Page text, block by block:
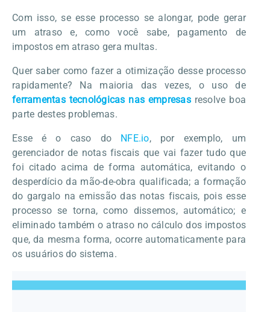
Com isso, se esse processo se alongar, pode gerar
um atraso e, como você sabe, pagamento de
impostos em atraso gera multas.
Quer saber como fazer a otimização desse processo
rapidamente? Na maioria das vezes, o uso de
ferramentas tecnológicas nas empresasresolve boa
parte destes problemas.
Esse é o caso do NFE.io, por exemplo, um
gerenciador de notas fiscais que vai fazer tudo que
foi citado acima de forma automática, evitando o
desperdício da mão-de-obra qualificada; a formação
do gargalo na emissão das notas fiscais, pois esse
processo se torna, como dissemos, automático; e
eliminado também o atraso no cálculo dos impostos
que, da mesma forma, ocorre automaticamente para
os usuários do sistema.